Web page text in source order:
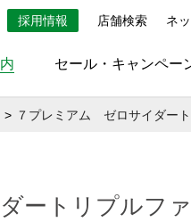
採用情報 店舗検索 ネ
セール・キャンペー
７プレミアム ゼロサイダー
ートリプルフ